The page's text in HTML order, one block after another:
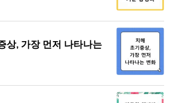
상, 가장 먼저 나타나는